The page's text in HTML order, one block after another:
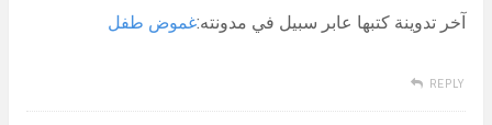
آخر تدوينة كتبها عابر سبيل في مدونته:غموض طفل
REPLY